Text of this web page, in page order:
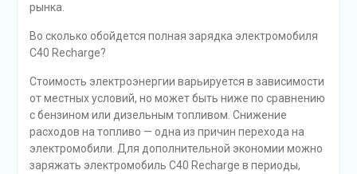
рынка.
Во сколько обойдется полная зарядка электромобиля
C40 Recharge?
Стоимость электроэнергии варьируется в зависимости
от местных условий, но может быть ниже по сравнению
с бензином или дизельным топливом. Снижение
расходов на топливо — одна из причин перехода на
электромобили. Для дополнительной экономии можно
заряжать электромобиль C40 Recharge в периоды,